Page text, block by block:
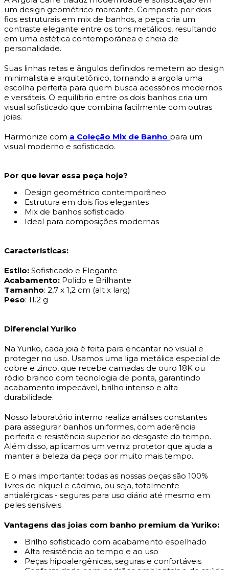
um design geométrico marcante. Composta por dois
fios estruturais em mix de banhos, a peça cria um
contraste elegante entre os tons metálicos, resultando
em uma estética contemporânea e cheia de
personalidade.
Suas linhas retas e ângulos definidos remetem ao design
minimalista e arquitetônico, tornando a argola uma
escolha perfeita para quem busca acessórios modernos
e versáteis. O equilíbrio entre os dois banhos cria um
visual sofisticado que combina facilmente com outras
joias.
Harmonize com a Coleção Mix de Banho para um
visual moderno e sofisticado.
Por que levar essa peça hoje?
Design geométrico contemporâneo
Estrutura em dois fios elegantes
Mix de banhos sofisticado
Ideal para composições modernas
Características:
Estilo: Sofisticado e Elegante
Acabamento: Polido e Brilhante
Tamanho: 2,7 x 1,2 cm (alt x larg)
Peso: 11.2 g
Diferencial Yuriko
Na Yuriko, cada joia é feita para encantar no visual e
proteger no uso. Usamos uma liga metálica especial de
cobre e zinco, que recebe camadas de ouro 18K ou
ródio branco com tecnologia de ponta, garantindo
acabamento impecável, brilho intenso e alta
durabilidade.
Nosso laboratório interno realiza análises constantes
para assegurar banhos uniformes, com aderência
perfeita e resistência superior ao desgaste do tempo.
Além disso, aplicamos um verniz protetor que ajuda a
manter a beleza da peça por muito mais tempo.
E o mais importante: todas as nossas peças são 100%
livres de níquel e cádmio, ou seja, totalmente
antialérgicas - seguras para uso diário até mesmo em
peles sensíveis.
Vantagens das joias com banho premium da Yuriko:
Brilho sofisticado com acabamento espelhado
Alta resistência ao tempo e ao uso
Peças hipoalergênicas, seguras e confortáveis